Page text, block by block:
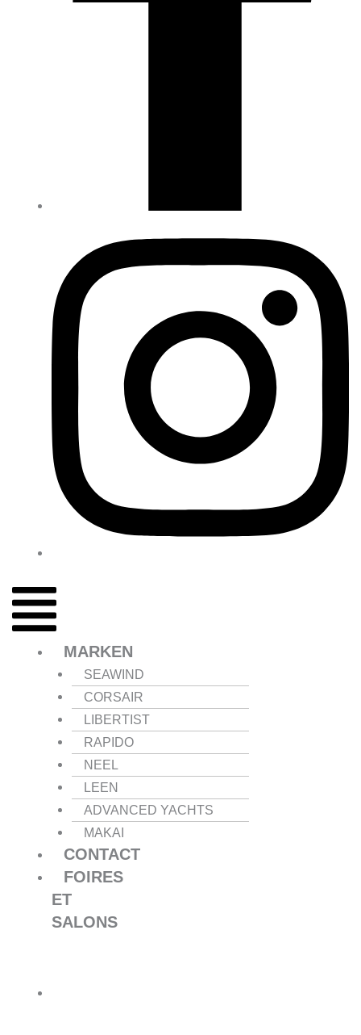
MARKEN
SEAWIND
CORSAIR
LIBERTIST
RAPIDO
NEEL
LEEN
ADVANCED YACHTS
MAKAI
CONTACT
FOIRES
ET
SALONS